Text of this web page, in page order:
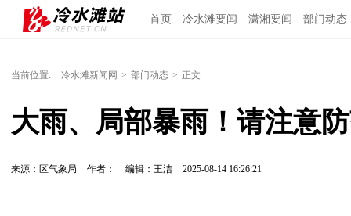
首页 冷水滩要闻 潇湘要闻 部门动态
当前位置: 冷水滩新闻网 > 部门动态 > 正文
大雨、局部暴雨！请注意
来源：区气象局 作者： 编辑：王洁 2025-08-14 16:26:21